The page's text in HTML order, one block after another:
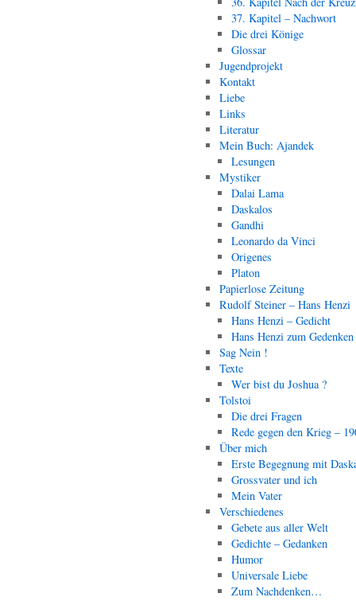
37. Kapitel – Nachwort
Die drei Könige
Glossar
Jugendprojekt
Kontakt
Liebe
Links
Literatur
Mein Buch: Ajandek
Lesungen
Mystiker
Dalai Lama
Daskalos
Gandhi
Leonardo da Vinci
Origenes
Platon
Papierlose Zeitung
Rudolf Steiner – Hans Henzi
Hans Henzi – Gedicht
Hans Henzi zum Gedenken
Sag Nein !
Texte
Wer bist du Joshua ?
Tolstoi
Die drei Fragen
Rede gegen den Krieg –
Über mich
Erste Begegnung mit
Grossvater und ich
Mein Vater
Verschiedenes
Gebete aus aller Welt
Gedichte – Gedanken
Humor
Universale Liebe
Zum Nachdenken…